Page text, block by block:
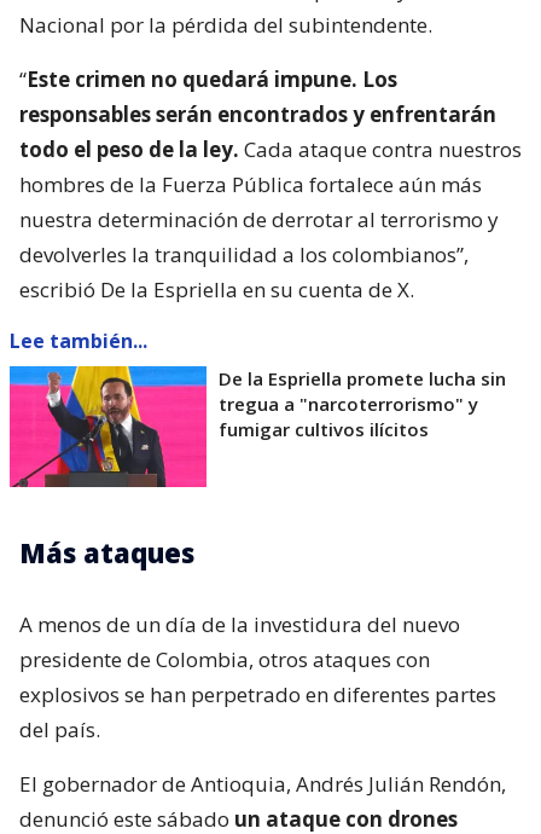
Nacional por la pérdida del subintendente.
“Este crimen no quedará impune. Los
responsables serán encontrados y enfrentarán
todo el peso de la ley. Cada ataque contra nuestros
hombres de la Fuerza Pública fortalece aún más
nuestra determinación de derrotar al terrorismo y
devolverles la tranquilidad a los colombianos”,
escribió De la Espriella en su cuenta de X.
Lee también...
De la Espriella promete lucha sin
tregua a "narcoterrorismo" y
fumigar cultivos ilícitos
Más ataques
A menos de un día de la investidura del nuevo
presidente de Colombia, otros ataques con
explosivos se han perpetrado en diferentes partes
del país.
El gobernador de Antioquia, Andrés Julián Rendón,
denunció este sábado un ataque con drones